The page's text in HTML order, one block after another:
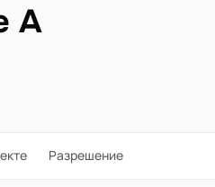
A
Разрешение